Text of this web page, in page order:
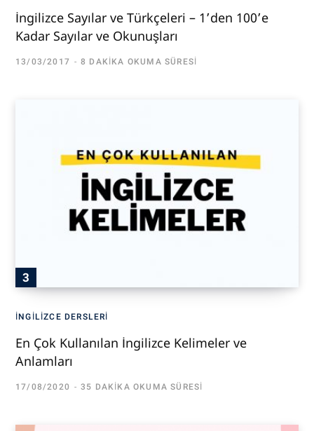
İngilizce Sayılar ve Türkçeleri – 1’den 100’e
Kadar Sayılar ve Okunuşları
13/03/2017 8 DAKIKA OKUMA SÜRESI
İNGILIZCE DERSLERI
En Çok Kullanılan İngilizce Kelimeler ve
Anlamları
17/08/2020 35 DAKIKA OKUMA SÜRESI